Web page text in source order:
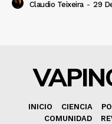
Claudio Teixeira - 29
INICIO CIENCIA
COMUNIDAD